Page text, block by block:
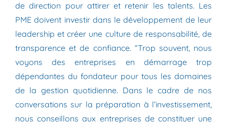
de direction pour attirer et retenir les talents. Les
PME doivent investir dans le développement de leur
leadership et créer une culture de responsabilité, de
transparence et de confiance. “Trop souvent, nous
voyons des entreprises en démarrage trop
dépendantes du fondateur pour tous les domaines
de la gestion quotidienne. Dans le cadre de nos
conversations sur la préparation à l’investissement,
nous conseillons aux entreprises de constituer une